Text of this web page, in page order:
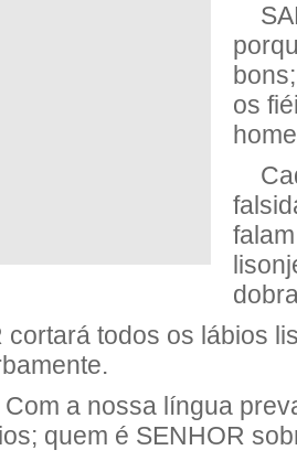
os
cortará todos os lábios
Com a nossa língua
quem é SENHOR